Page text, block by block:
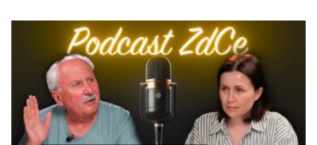
ȘTIREA MEA
Titlu știre
+ Adaugă titlu
Fotografie
+ Încarcă imagine